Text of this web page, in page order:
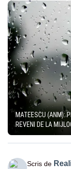
MATEESCU (ANM):
REVENI DE LA
Scris de